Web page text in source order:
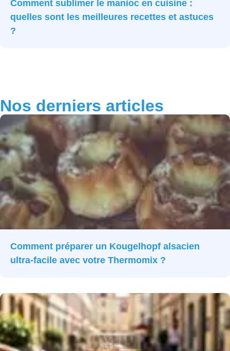
Comment sublimer le manioc en cuisine :
quelles sont les meilleures recettes et astuces
?
Nos derniers articles
Comment préparer un Kougelhopf alsacien
ultra-facile avec votre Thermomix ?